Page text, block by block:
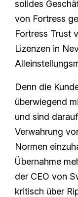
solides
von Fortress
Fortress Trust
Lizenzen in
Denn die
überwiegend
und sind
Verwahrung
Normen
Übernahme
der CEO von
kritisch über